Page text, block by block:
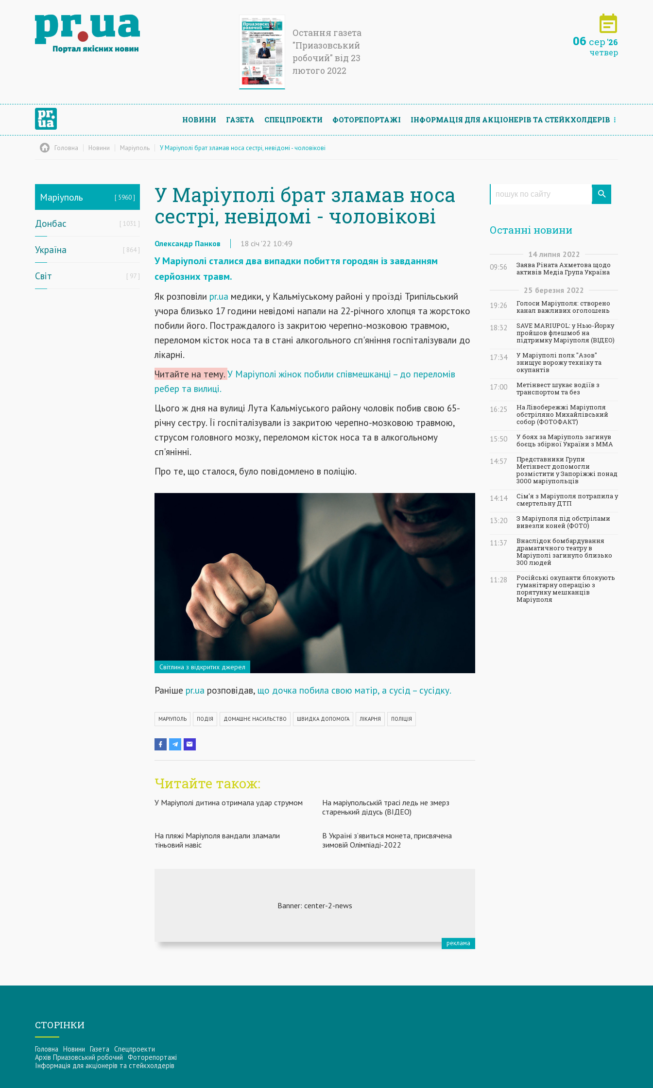
Остання газета
"Приазовський
робочий" від 23
лютого 2022
06 сер '26
четвер
НОВИНИ ГАЗЕТА СПЕЦПРОЕКТИ ФОТОРЕПОРТАЖІ ІНФОРМАЦIЯ ДЛЯ АКЦIОНЕРIВ ТА СТЕЙКХОЛДЕРIВ
Головна Новини Маріуполь У Маріуполі брат зламав носа сестрі, невідомі - чоловікові
Маріуполь 5960
Донбас 1031
Україна 864
Світ 97
У Маріуполі брат зламав носа
сестрі, невідомі - чоловікові
Олександр Панков 18 січ '22 10:49
У Маріуполі сталися два випадки побиття городян із завданням
серйозних травм.
Як розповіли pr.ua медики, у Кальміуському районі у проїзді Трипільський
учора близько 17 години невідомі напали на 22-річного хлопця та жорстоко
побили його. Постраждалого із закритою черепно-мозковою травмою,
переломом кісток носа та в стані алкогольного сп'яніння госпіталізували до
лікарні.
Читайте на тему. У Маріуполі жінок побили співмешканці – до переломів
ребер та вилиці.
Цього ж дня на вулиці Лута Кальміуського району чоловік побив свою 65-
річну сестру. Її госпіталізували із закритою черепно-мозковою травмою,
струсом головного мозку, переломом кісток носа та в алкогольному
сп'янінні.
Про те, що сталося, було повідомлено в поліцію.
Світлина з відкритих джерел
Раніше pr.ua розповідав, що дочка побила свою матір, а сусід – сусідку.
МАРІУПОЛЬ ПОДІЯ ДОМАШНЄ НАСИЛЬСТВО ШВИДКА ДОПОМОГА ЛІКАРНЯ ПОЛІЦІЯ
Читайте також:
У Маріуполі дитина отримала удар струмом
На маріупольській трасі ледь не змерз
старенький дідусь (ВІДЕО)
На пляжі Маріуполя вандали зламали
тіньовий навіс
В Україні з’явиться монета, присвячена
зимовій Олімпіаді-2022
Останні новини
14 липня 2022
09:56
Заява Ріната Ахметова щодо
активів Медіа Група Україна
25 березня 2022
19:26
Голоси Маріуполя: створено
канал важливих оголошень
18:32
SAVE MARIUPOL: у Нью-Йорку
пройшов флешмоб на
підтримку Маріуполя (ВІДЕО)
17:34
У Маріуполі полк "Азов"
знищує ворожу техніку та
окупантів
17:00
Метінвест шукає водіїв з
транспортом та без
16:25
На Лівобережжі Маріуполя
обстріляно Михайлівський
собор (ФОТОФАКТ)
15:50
У боях за Маріуполь загинув
боєць збірної України з ММА
14:57
Представники Групи
Метінвест допомогли
розмістити у Запоріжжі понад
3000 маріупольців
14:14
Сім'я з Маріуполя потрапила у
смертельну ДТП
13:20
З Маріуполя під обстрілами
вивезли коней (ФОТО)
11:37
Внаслідок бомбардування
драматичного театру в
Маріуполі загинуло близько
300 людей
11:28
Російські окупанти блокують
гуманітарну операцію з
порятунку мешканців
Маріуполя
СТОРІНКИ
Головна Новини Газета Спецпроекти
Архів Приазовський робочий Фоторепортажі
Інформацiя для акцiонерiв та стейкхолдерiв